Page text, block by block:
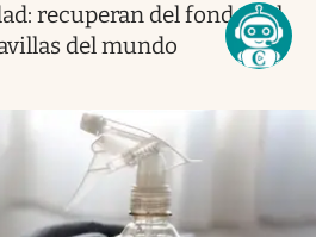
recuperan del fondo del
del mundo